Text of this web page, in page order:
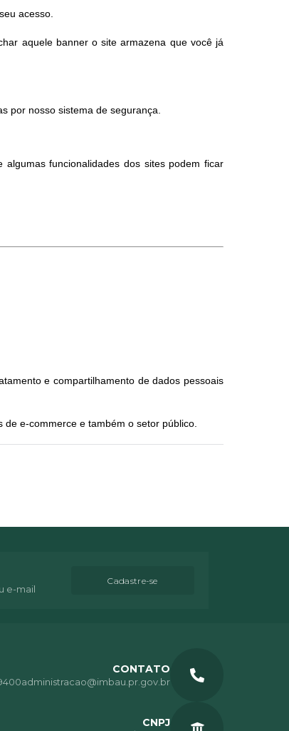
acesso.
aquele banner o site armazena que você já
por nosso sistema de segurança.
funcionalidades dos sites podem ficar
e compartilhamento de dados pessoais
e-commerce e também o setor público.
e-mail
Cadastre-se
CONTATO
administracao@imbau.pr.gov.br
CNPJ